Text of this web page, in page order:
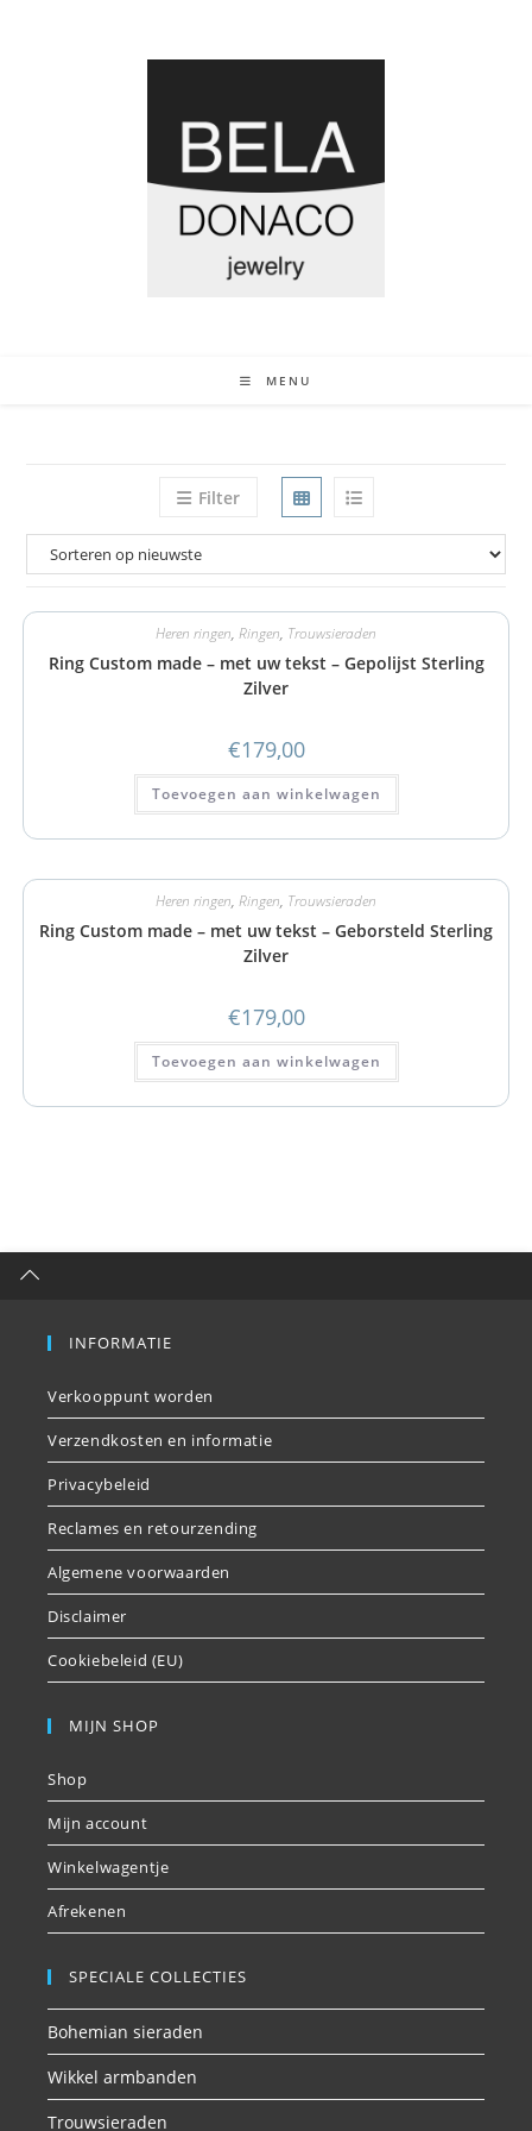
MENU
Filter
Heren ringen, Ringen, Trouwsieraden
Ring Custom made – met uw tekst – Gepolijst Sterling
Zilver
€179,00
Toevoegen aan winkelwagen
Heren ringen, Ringen, Trouwsieraden
Ring Custom made – met uw tekst – Geborsteld Sterling
Zilver
€179,00
Toevoegen aan winkelwagen
INFORMATIE
Verkooppunt worden
Verzendkosten en informatie
Privacybeleid
Reclames en retourzending
Algemene voorwaarden
Disclaimer
Cookiebeleid (EU)
MIJN SHOP
Shop
Mijn account
Winkelwagentje
Afrekenen
SPECIALE COLLECTIES
Bohemian sieraden
Wikkel armbanden
Trouwsieraden